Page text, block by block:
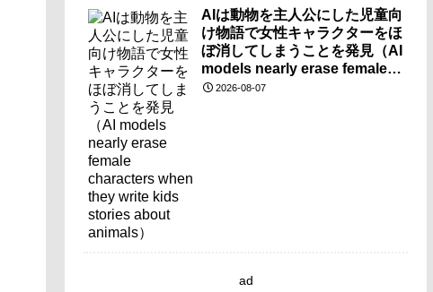
AIは動物を主人公にした児童向
け物語で女性キャラクターをほ
ぼ消してしまうことを発見（AI
models nearly erase female
characters when they write
2026-08-07
ad